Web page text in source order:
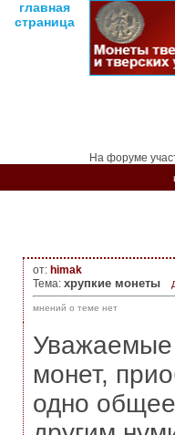
главная
страница
На форуме
от: himak
Тема: хрупкие монеты
мнений о теме нет
Уважаемые
монет,
одно